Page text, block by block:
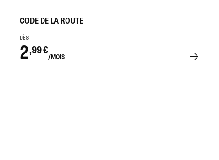
CODE DE LA ROUTE
DÈS
2,99 €
/MOIS